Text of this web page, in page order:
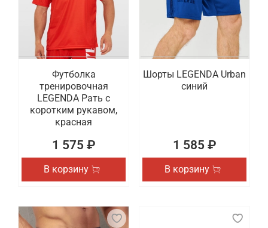
Футболка
тренировочная
LEGENDA Рать с
коротким рукавом,
красная
1 575 ₽
В корзину
Шорты LEGENDA Urban
синий
1 585 ₽
В корзину